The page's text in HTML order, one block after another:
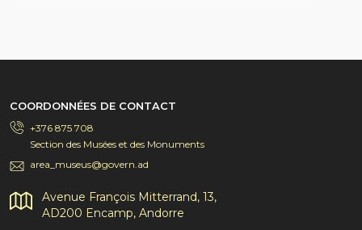
COORDONNÉES DE CONTACT
+376 875 708
Section des Musées et des Monuments
area_museus@govern.ad
Avenue François Mitterrand, 13,
AD200 Encamp, Andorre